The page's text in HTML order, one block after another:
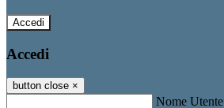
Accedi
Accedi
button close ×
Nome Utente